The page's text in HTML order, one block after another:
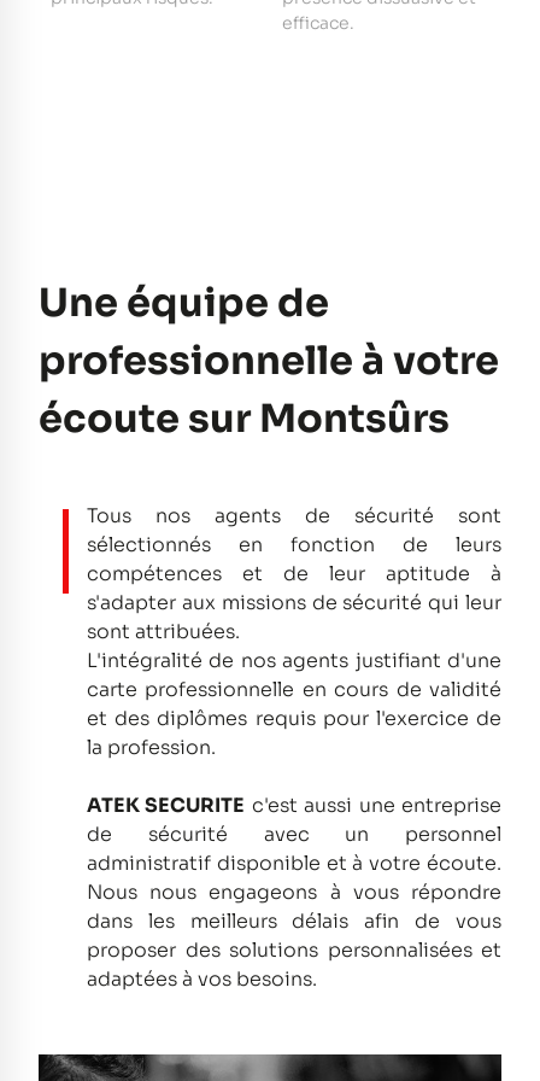
efficace.
Une équipe de
professionnelle à votre
écoute sur Montsûrs
Tous nos agents de sécurité sont
sélectionnés en fonction de leurs
compétences et de leur aptitude à
s'adapter aux missions de sécurité qui leur
sont attribuées.
L'intégralité de nos agents justifiant d'une
carte professionnelle en cours de validité
et des diplômes requis pour l'exercice de
la profession.
ATEK SECURITE c'est aussi une entreprise
de sécurité avec un personnel
administratif disponible et à votre écoute.
Nous nous engageons à vous répondre
dans les meilleurs délais afin de vous
proposer des solutions personnalisées et
adaptées à vos besoins.